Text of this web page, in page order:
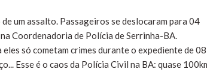
um assalto. Passageiros se deslocaram para 04
Coordenadoria de Polícia de Serrinha-BA.
só cometam crimes durante o expediente de
Esse é o caos da Polícia Civil na BA: quase